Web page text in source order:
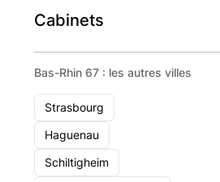
Cabinets
Bas-Rhin 67 : les autres villes
Strasbourg
Haguenau
Schiltigheim